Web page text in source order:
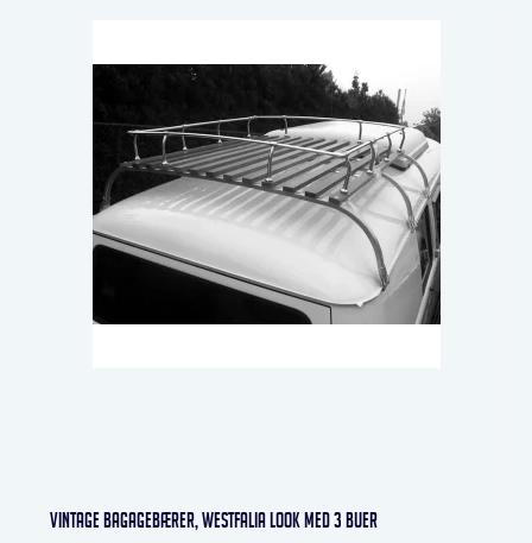
Vintage bagagebærer, Westfalia look med 3 buer